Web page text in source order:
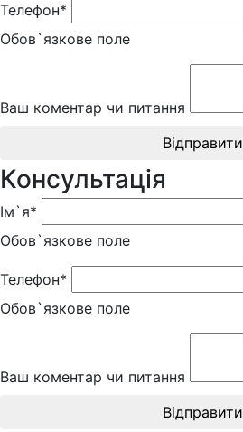
Телефон*
Обов`язкове поле
Ваш коментар чи питання
Відправити
Консультація
Ім`я*
Обов`язкове поле
Телефон*
Обов`язкове поле
Ваш коментар чи питання
Відправити